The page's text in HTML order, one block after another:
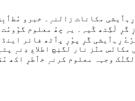
مکانات زالنہٕ۔ خبرو
زٕ گَرٕ لٔگِتھ گٔیہِ۔ یہِ چھُ معلوم
رِہٲیشی گَرٕ پوٗرٕ پٲٹھ فائر
ژٔنٛدٕروارِ دۄہ صبحٲے 7 بجہِ نوٗر باغَس منٛز أکِس رِہٲیشی مکانَس منٛز
وجہہ معلوم کرنہٕ خٲطرٕ اکھ